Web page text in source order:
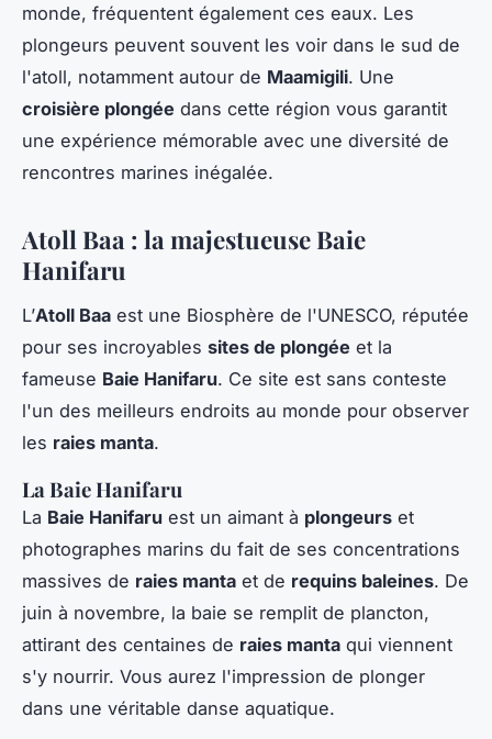
monde, fréquentent également ces eaux. Les
plongeurs peuvent souvent les voir dans le sud de
l'atoll, notamment autour de Maamigili. Une
croisière plongée dans cette région vous garantit
une expérience mémorable avec une diversité de
rencontres marines inégalée.
Atoll Baa : la majestueuse Baie
Hanifaru
L’Atoll Baa est une Biosphère de l'UNESCO, réputée
pour ses incroyables sites de plongée et la
fameuse Baie Hanifaru. Ce site est sans conteste
l'un des meilleurs endroits au monde pour observer
les raies manta.
La Baie Hanifaru
La Baie Hanifaru est un aimant à plongeurs et
photographes marins du fait de ses concentrations
massives de raies manta et de requins baleines. De
juin à novembre, la baie se remplit de plancton,
attirant des centaines de raies manta qui viennent
s'y nourrir. Vous aurez l'impression de plonger
dans une véritable danse aquatique.